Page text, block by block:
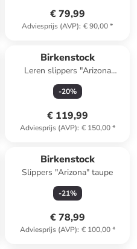
€ 79,99
Adviesprijs (AVP): € 90,00*
Birkenstock
Leren slippers "Arizona
Adventure" kaki
-20%
€ 119,99
Adviesprijs (AVP): € 150,00*
Birkenstock
Slippers "Arizona" taupe
-21%
€ 78,99
Adviesprijs (AVP): € 100,00*